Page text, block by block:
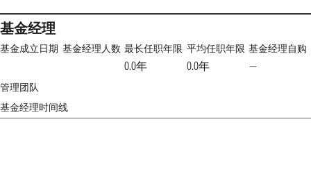
基金经理
基金成立日期 基金经理人数 最长任职年限
0.0年
平均任职年限
0.0年
基金经理自购
—
管理团队
基金经理时间线